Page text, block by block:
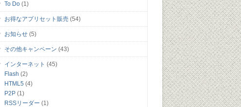
To Do (1)
お得なアプリセット販売 (54)
お知らせ (5)
その他キャンペーン (43)
インターネット (45)
Flash (2)
HTML5 (4)
P2P (1)
RSSリーダー (1)